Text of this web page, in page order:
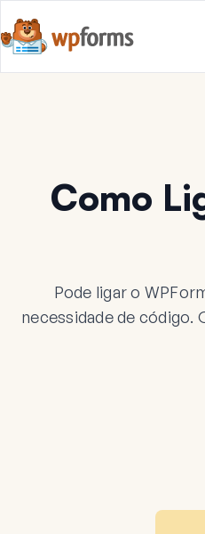
Como
Pode ligar o
necessidade de código.